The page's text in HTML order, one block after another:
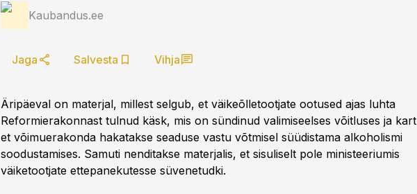
Kaubandus.ee
Jaga Salvesta Vihja
Äripäeval on materjal, millest selgub, et väikeõlletootjate ootused ajas luhta
Reformierakonnast tulnud käsk, mis on sündinud valimiseelses võitluses ja
et võimuerakonda hakatakse seaduse vastu võtmisel süüdistama alkoholismi
soodustamises. Samuti nenditakse materjalis, et sisuliselt pole ministeeriumis
väiketootjate ettepanekutesse süvenetudki.